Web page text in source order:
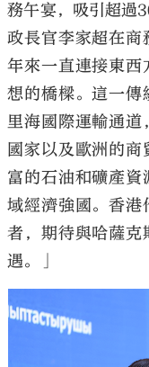
務午宴，吸引超過
政長官李家超在商
年來一直連接東西
想的橋樑。這一傳
里海國際運輸通道
國家以及歐洲的
富的石油和礦產資
域經濟強國。香港
者，期待與哈薩克
遇。」